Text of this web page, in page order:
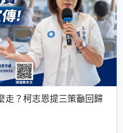
走？柯志恩提三策籲回歸